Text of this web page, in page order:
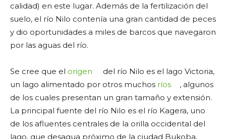
calidad) en este lugar. Además de la fertilización del
suelo, el río Nilo contenía una gran cantidad de peces
y dio oportunidades a miles de barcos que navegaron
por las aguas del río.
Se cree que el origen
del río Nilo es el lago Victoria,
un lago alimentado por otros muchos ríos
, algunos
de los cuales presentan un gran tamaño y extensión.
La principal fuente del río Nilo es el río Kagera, uno
de los afluentes centrales de la orilla occidental del
lago, que desagua próximo de la ciudad Bukoba,